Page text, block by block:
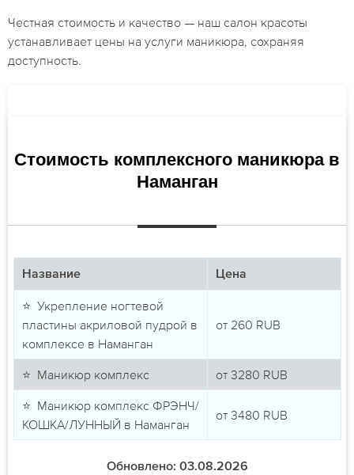
Честная стоимость и качество — наш салон красоты
устанавливает цены на услуги маникюра, сохраняя
доступность.
Стоимость комплексного маникюра в
Наманган
Название Цена
⭐ Укрепление ногтевой
пластины акриловой пудрой в
комплексе в Наманган
от 260 RUB
⭐ Маникюр комплекс от 3280 RUB
⭐ Маникюр комплекс ФРЭНЧ/
КОШКА/ЛУННЫЙ в Наманган
от 3480 RUB
Обновлено: 03.08.2026